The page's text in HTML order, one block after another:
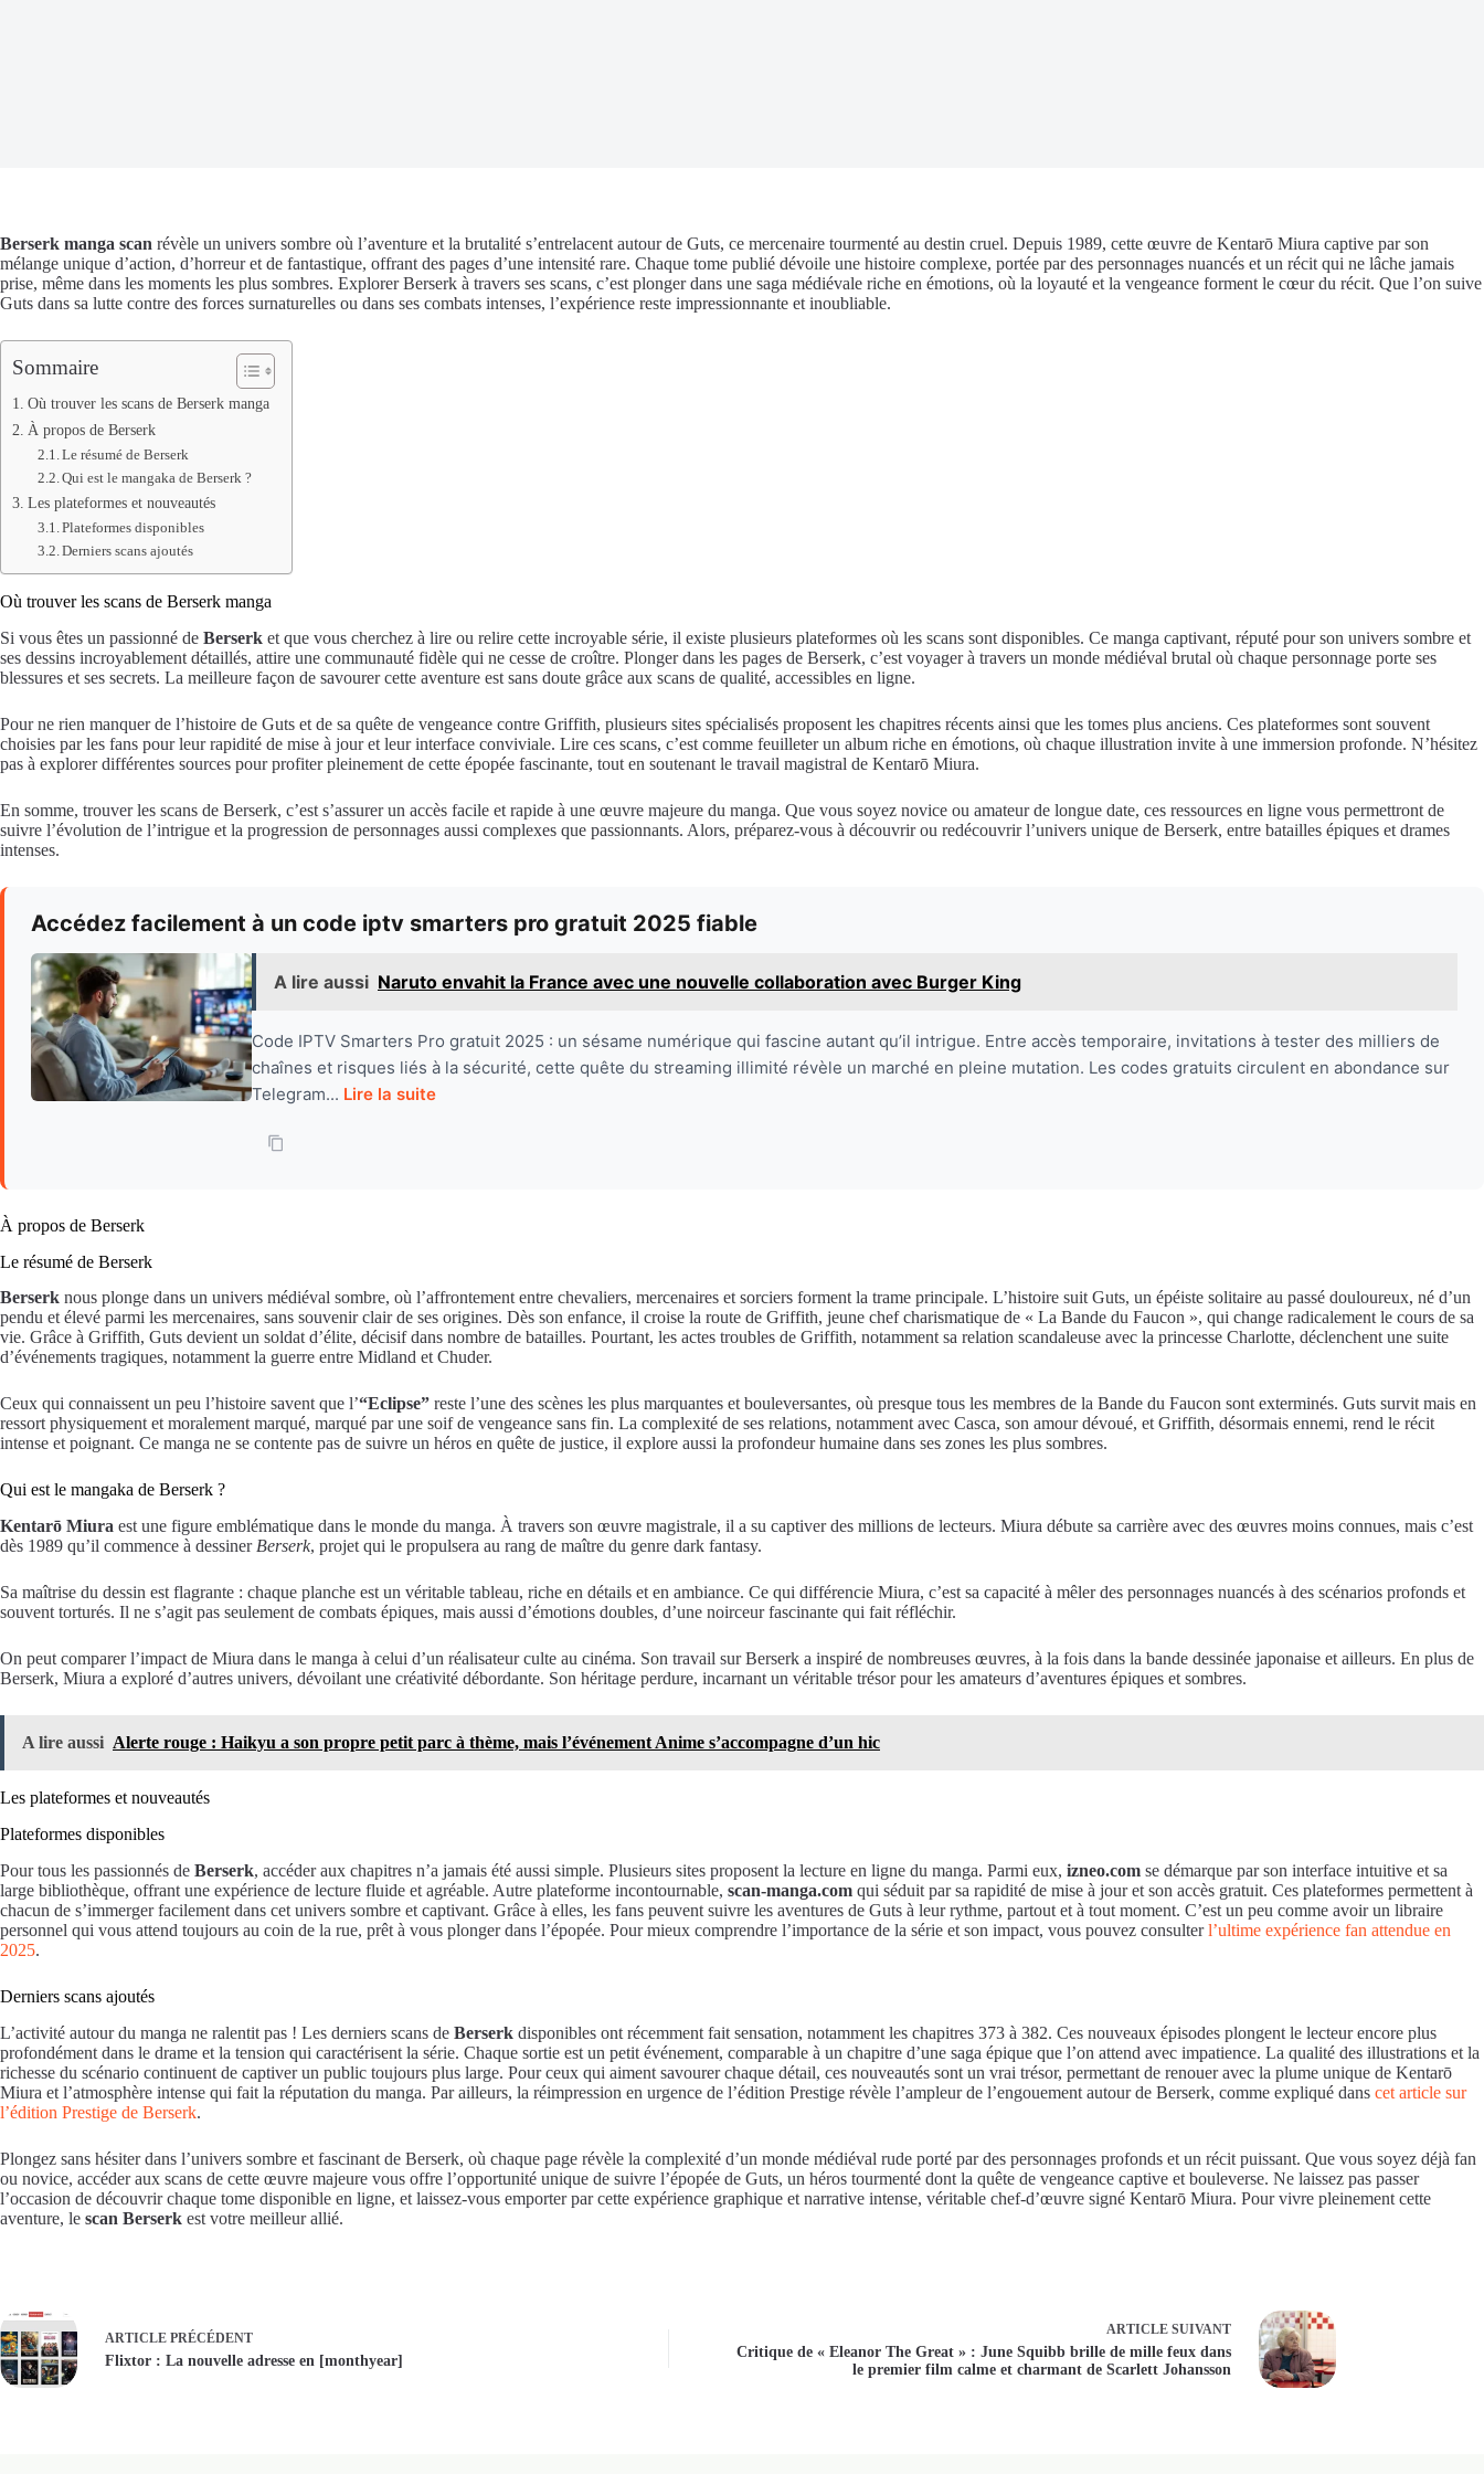
Berserk manga scan révèle un univers sombre où l’aventure et la brutalité s’entrelacent autour de Guts, ce mercenaire tourmenté au destin cruel. Depuis 1989, cette œuvre de Kentarō Miura captive par son
mélange unique d’action, d’horreur et de fantastique, offrant des pages d’une intensité rare. Chaque tome publié dévoile une histoire complexe, portée par des personnages nuancés et un récit qui ne lâche jamais
prise, même dans les moments les plus sombres. Explorer Berserk à travers ses scans, c’est plonger dans une saga médiévale riche en émotions, où la loyauté et la vengeance forment le cœur du récit. Que l’on suive
Guts dans sa lutte contre des forces surnaturelles ou dans ses combats intenses, l’expérience reste impressionnante et inoubliable.
Sommaire
Où trouver les scans de Berserk manga
À propos de Berserk
Le résumé de Berserk
Qui est le mangaka de Berserk ?
Les plateformes et nouveautés
Plateformes disponibles
Derniers scans ajoutés
Où trouver les scans de Berserk manga
Si vous êtes un passionné de Berserk et que vous cherchez à lire ou relire cette incroyable série, il existe plusieurs plateformes où les scans sont disponibles. Ce manga captivant, réputé pour son univers sombre et
ses dessins incroyablement détaillés, attire une communauté fidèle qui ne cesse de croître. Plonger dans les pages de Berserk, c’est voyager à travers un monde médiéval brutal où chaque personnage porte ses
blessures et ses secrets. La meilleure façon de savourer cette aventure est sans doute grâce aux scans de qualité, accessibles en ligne.
Pour ne rien manquer de l’histoire de Guts et de sa quête de vengeance contre Griffith, plusieurs sites spécialisés proposent les chapitres récents ainsi que les tomes plus anciens. Ces plateformes sont souvent
choisies par les fans pour leur rapidité de mise à jour et leur interface conviviale. Lire ces scans, c’est comme feuilleter un album riche en émotions, où chaque illustration invite à une immersion profonde. N’hésitez
pas à explorer différentes sources pour profiter pleinement de cette épopée fascinante, tout en soutenant le travail magistral de Kentarō Miura.
En somme, trouver les scans de Berserk, c’est s’assurer un accès facile et rapide à une œuvre majeure du manga. Que vous soyez novice ou amateur de longue date, ces ressources en ligne vous permettront de
suivre l’évolution de l’intrigue et la progression de personnages aussi complexes que passionnants. Alors, préparez-vous à découvrir ou redécouvrir l’univers unique de Berserk, entre batailles épiques et drames
intenses.
Accédez facilement à un code iptv smarters pro gratuit 2025 fiable
A lire aussi Naruto envahit la France avec une nouvelle collaboration avec Burger King
Code IPTV Smarters Pro gratuit 2025 : un sésame numérique qui fascine autant qu’il intrigue. Entre accès temporaire, invitations à tester des milliers de
chaînes et risques liés à la sécurité, cette quête du streaming illimité révèle un marché en pleine mutation. Les codes gratuits circulent en abondance sur
Telegram... Lire la suite
À propos de Berserk
Le résumé de Berserk
Berserk nous plonge dans un univers médiéval sombre, où l’affrontement entre chevaliers, mercenaires et sorciers forment la trame principale. L’histoire suit Guts, un épéiste solitaire au passé douloureux, né d’un
pendu et élevé parmi les mercenaires, sans souvenir clair de ses origines. Dès son enfance, il croise la route de Griffith, jeune chef charismatique de « La Bande du Faucon », qui change radicalement le cours de sa
vie. Grâce à Griffith, Guts devient un soldat d’élite, décisif dans nombre de batailles. Pourtant, les actes troubles de Griffith, notamment sa relation scandaleuse avec la princesse Charlotte, déclenchent une suite
d’événements tragiques, notamment la guerre entre Midland et Chuder.
Ceux qui connaissent un peu l’histoire savent que l’“Eclipse” reste l’une des scènes les plus marquantes et bouleversantes, où presque tous les membres de la Bande du Faucon sont exterminés. Guts survit mais en
ressort physiquement et moralement marqué, marqué par une soif de vengeance sans fin. La complexité de ses relations, notamment avec Casca, son amour dévoué, et Griffith, désormais ennemi, rend le récit
intense et poignant. Ce manga ne se contente pas de suivre un héros en quête de justice, il explore aussi la profondeur humaine dans ses zones les plus sombres.
Qui est le mangaka de Berserk ?
Kentarō Miura est une figure emblématique dans le monde du manga. À travers son œuvre magistrale, il a su captiver des millions de lecteurs. Miura débute sa carrière avec des œuvres moins connues, mais c’est
dès 1989 qu’il commence à dessiner Berserk, projet qui le propulsera au rang de maître du genre dark fantasy.
Sa maîtrise du dessin est flagrante : chaque planche est un véritable tableau, riche en détails et en ambiance. Ce qui différencie Miura, c’est sa capacité à mêler des personnages nuancés à des scénarios profonds et
souvent torturés. Il ne s’agit pas seulement de combats épiques, mais aussi d’émotions doubles, d’une noirceur fascinante qui fait réfléchir.
On peut comparer l’impact de Miura dans le manga à celui d’un réalisateur culte au cinéma. Son travail sur Berserk a inspiré de nombreuses œuvres, à la fois dans la bande dessinée japonaise et ailleurs. En plus de
Berserk, Miura a exploré d’autres univers, dévoilant une créativité débordante. Son héritage perdure, incarnant un véritable trésor pour les amateurs d’aventures épiques et sombres.
A lire aussi Alerte rouge : Haikyu a son propre petit parc à thème, mais l’événement Anime s’accompagne d’un hic
Les plateformes et nouveautés
Plateformes disponibles
Pour tous les passionnés de Berserk, accéder aux chapitres n’a jamais été aussi simple. Plusieurs sites proposent la lecture en ligne du manga. Parmi eux, izneo.com se démarque par son interface intuitive et sa
large bibliothèque, offrant une expérience de lecture fluide et agréable. Autre plateforme incontournable, scan-manga.com qui séduit par sa rapidité de mise à jour et son accès gratuit. Ces plateformes permettent à
chacun de s’immerger facilement dans cet univers sombre et captivant. Grâce à elles, les fans peuvent suivre les aventures de Guts à leur rythme, partout et à tout moment. C’est un peu comme avoir un libraire
personnel qui vous attend toujours au coin de la rue, prêt à vous plonger dans l’épopée. Pour mieux comprendre l’importance de la série et son impact, vous pouvez consulterl’ultime expérience fan attendue en
2025.
Derniers scans ajoutés
L’activité autour du manga ne ralentit pas ! Les derniers scans de Berserk disponibles ont récemment fait sensation, notamment les chapitres 373 à 382. Ces nouveaux épisodes plongent le lecteur encore plus
profondément dans le drame et la tension qui caractérisent la série. Chaque sortie est un petit événement, comparable à un chapitre d’une saga épique que l’on attend avec impatience. La qualité des illustrations et la
richesse du scénario continuent de captiver un public toujours plus large. Pour ceux qui aiment savourer chaque détail, ces nouveautés sont un vrai trésor, permettant de renouer avec la plume unique de Kentarō
Miura et l’atmosphère intense qui fait la réputation du manga. Par ailleurs, la réimpression en urgence de l’édition Prestige révèle l’ampleur de l’engouement autour de Berserk, comme expliqué dans cet article sur
l’édition Prestige de Berserk.
Plongez sans hésiter dans l’univers sombre et fascinant de Berserk, où chaque page révèle la complexité d’un monde médiéval rude porté par des personnages profonds et un récit puissant. Que vous soyez déjà fan
ou novice, accéder aux scans de cette œuvre majeure vous offre l’opportunité unique de suivre l’épopée de Guts, un héros tourmenté dont la quête de vengeance captive et bouleverse. Ne laissez pas passer
l’occasion de découvrir chaque tome disponible en ligne, et laissez-vous emporter par cette expérience graphique et narrative intense, véritable chef-d’œuvre signé Kentarō Miura. Pour vivre pleinement cette
aventure, le scan Berserk est votre meilleur allié.
ARTICLE PRÉCÉDENT
Flixtor : La nouvelle adresse en [monthyear]
ARTICLESUIVANT
Critique de « Eleanor The Great » : June Squibb brille de mille feux dans
le premier film calme et charmant de Scarlett Johansson